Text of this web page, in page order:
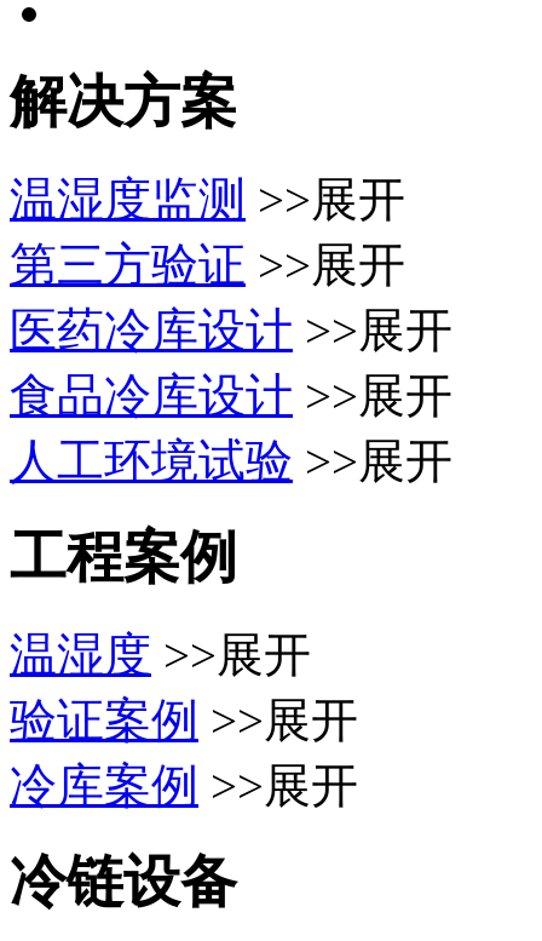
解决方案
温湿度监测 >>展开
第三方验证 >>展开
医药冷库设计 >>展开
食品冷库设计 >>展开
人工环境试验 >>展开
工程案例
温湿度 >>展开
验证案例 >>展开
冷库案例 >>展开
冷链设备